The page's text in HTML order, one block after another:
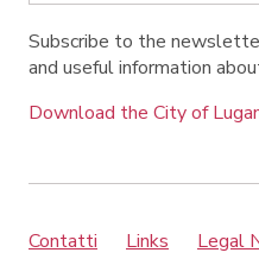
Subscribe to the
and useful information
Download the City of
Contatti Links Legal